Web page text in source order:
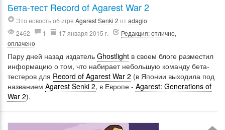
Бета-тест Record of Agarest War 2
Это новость об игре Agarest Senki 2 отadagio
2462
1 17 января 2015 г.
Редакция: отлично,
оплачено
Пару дней назад издатель Ghostlight в своем блоге разместил
информацию о том, что набирает небольшую команду бета-
тестеров для Record of Agarest War 2 (в Японии выходила под
названием Agarest Senki 2, в Европе - Agarest: Generations of
War 2).